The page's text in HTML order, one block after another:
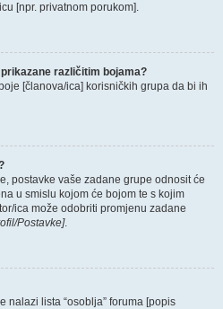
[npr. privatnom porukom].
različitim bojama?
[članova/ica] korisničkih grupa da bi ih
postavke vaše zadane grupe odnosit će
u smislu kojom će bojom te s kojim
ica može odobriti promjenu zadane
Postavke].
nalazi lista “osoblja” foruma [popis